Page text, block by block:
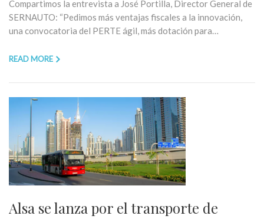
Compartimos la entrevista a José Portilla, Director General de
SERNAUTO: “Pedimos más ventajas fiscales a la innovación,
una convocatoria del PERTE ágil, más dotación para…
READ MORE
Alsa se lanza por el transporte de